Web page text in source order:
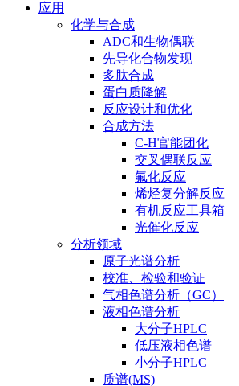
应用
化学与合成
ADC和生物偶联
先导化合物发现
多肽合成
蛋白质降解
反应设计和优化
合成方法
C-H官能团化
交叉偶联反应
氟化反应
烯烃复分解反应
有机反应工具箱
光催化反应
分析领域
原子光谱分析
校准、检验和验证
气相色谱分析（GC）
液相色谱分析
大分子HPLC
低压液相色谱
小分子HPLC
质谱(MS)